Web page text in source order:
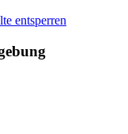
entsperren